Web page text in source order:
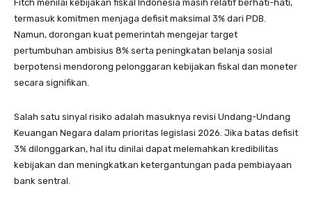
Fitch menilai kebijakan fiskal Indonesia masih relatif berhati-hati,
termasuk komitmen menjaga defisit maksimal 3% dari PDB.
Namun, dorongan kuat pemerintah mengejar target
pertumbuhan ambisius 8% serta peningkatan belanja sosial
berpotensi mendorong pelonggaran kebijakan fiskal dan moneter
secara signifikan.
Salah satu sinyal risiko adalah masuknya revisi Undang-Undang
Keuangan Negara dalam prioritas legislasi 2026. Jika batas defisit
3% dilonggarkan, hal itu dinilai dapat melemahkan kredibilitas
kebijakan dan meningkatkan ketergantungan pada pembiayaan
bank sentral.